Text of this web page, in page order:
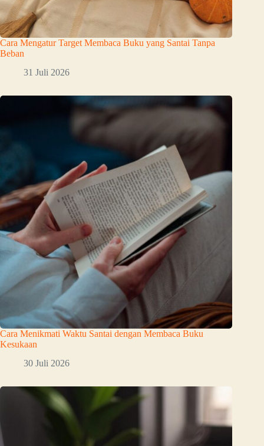
Cara Mengatur Target Membaca Buku yang Santai Tanpa
Beban
31 Juli 2026
Cara Menikmati Waktu Santai dengan Membaca Buku
Kesukaan
30 Juli 2026